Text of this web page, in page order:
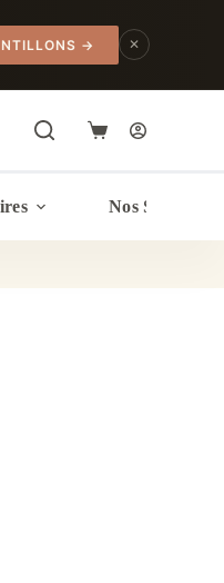
→ ✕
Panier
Nos Services